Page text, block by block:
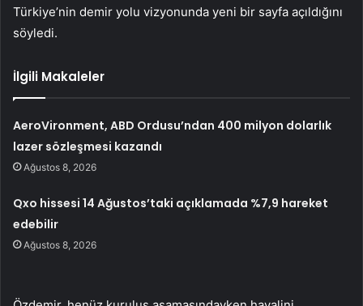
Türkiye’nin demir yolu vizyonunda yeni bir sayfa açıldığını
söyledi.
İlgili Makaleler
AeroVironment, ABD Ordusu’ndan 400 milyon dolarlık
lazer sözleşmesi kazandı
Ağustos 8, 2026
Qxo hissesi 14 Ağustos’taki açıklamada %7,9 hareket
edebilir
Ağustos 8, 2026